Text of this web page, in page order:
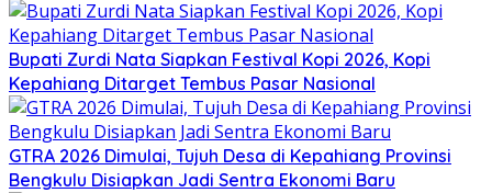
Bupati Zurdi Nata Siapkan Festival Kopi 2026, Kopi
Kepahiang Ditarget Tembus Pasar Nasional
GTRA 2026 Dimulai, Tujuh Desa di Kepahiang Provinsi
Bengkulu Disiapkan Jadi Sentra Ekonomi Baru